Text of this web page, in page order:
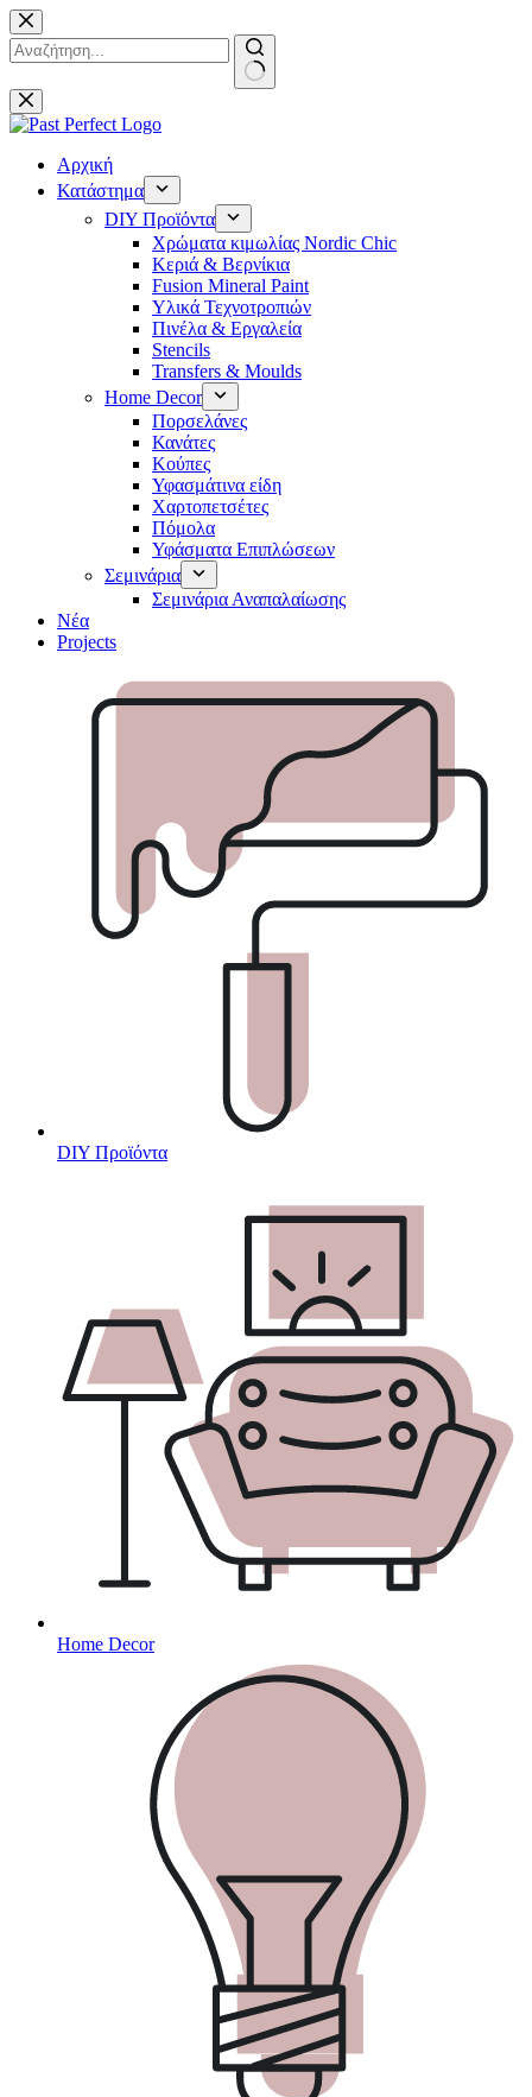
Μετάβαση
στο
περιεχόμενο
No
results
Αρχική
Κατάστημα
DIY Προϊόντα
Χρώματα κιμωλίας Nordic Chic
Κεριά & Βερνίκια
Fusion Mineral Paint
Υλικά Τεχνοτροπιών
Πινέλα & Εργαλεία
Stencils
Transfers & Moulds
Home Decor
Πορσελάνες
Κανάτες
Κούπες
Υφασμάτινα είδη
Χαρτοπετσέτες
Πόμολα
Υφάσματα Επιπλώσεων
Σεμινάρια
Σεμινάρια Αναπαλαίωσης
Νέα
Projects
DIY Προϊόντα
Home Decor